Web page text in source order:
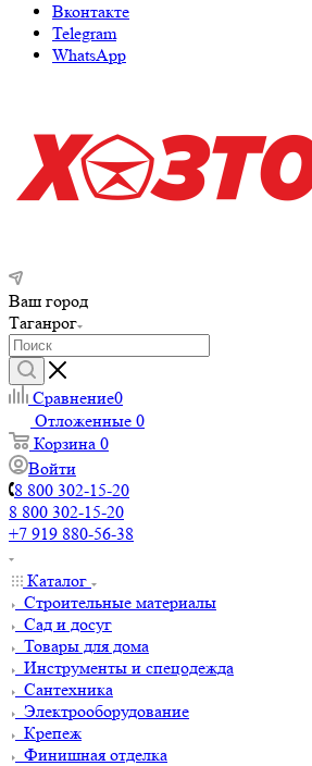
Вконтакте
Telegram
WhatsApp
Ваш город
Таганрог
Сравнение0
Отложенные 0
Корзина 0
Войти
8 800 302-15-20
8 800 302-15-20
+7 919 880-56-38
Каталог
Строительные материалы
Сад и досуг
Товары для дома
Инструменты и спецодежда
Сантехника
Электрооборудование
Крепеж
Финишная отделка